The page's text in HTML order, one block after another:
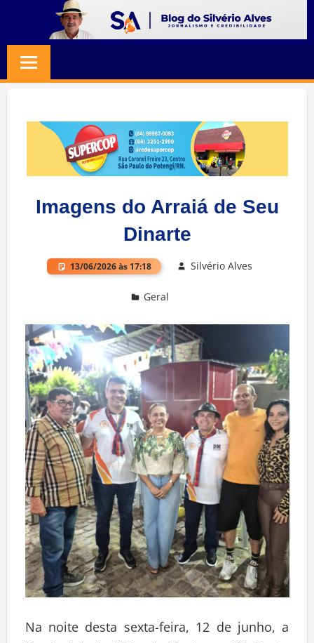
content
SILVERIO
ALVES
Jornalismo
Credibilidade
Imagens do Arraiá de Seu
Dinarte
13/06/2026 às 17:18 Silvério Alves
Geral
Na noite desta sexta-feira, 12 de junho, a